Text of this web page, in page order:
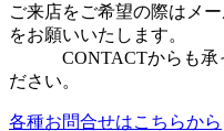
ご来店をご希望の際はメ
をお願いいたします。
CONTACTからも承っ
ださい。
各種お問合せはこちらから